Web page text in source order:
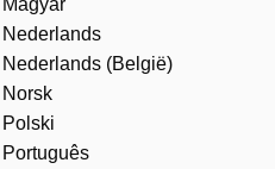
Magyar
Nederlands
Nederlands (België)
Norsk
Polski
Português